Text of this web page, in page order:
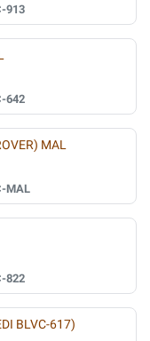
913
642
MAL
MAL
822
BLVC-617)